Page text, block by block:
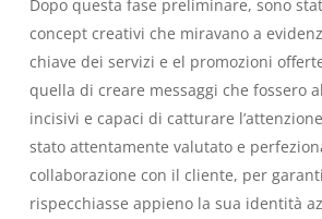
Dopo questa fase preliminare, sono
concept creativi che miravano a
chiave dei servizi e el promozioni
quella di creare messaggi che fossero
incisivi e capaci di catturare
stato attentamente valutato e
collaborazione con il cliente, per
rispecchiasse appieno la sua identità